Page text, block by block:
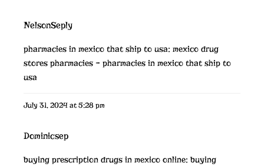
NelsonSeply
pharmacies in mexico that ship to usa: mexico drug
stores pharmacies – pharmacies in mexico that ship to
usa
July 31, 2024 at 5:28 pm
Dominicsep
buying prescription drugs in mexico online:buying